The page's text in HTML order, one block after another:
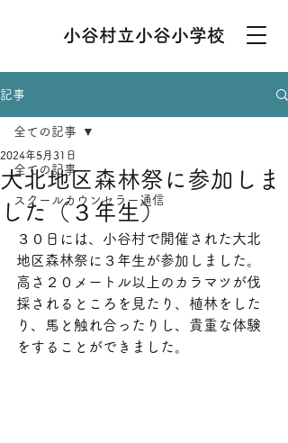
小谷村立小谷小学校
記事
全ての記事
スクールカウンセラー通信
全ての記事
大北地区森林祭に参加しま
した（３年生）
2024年5月31日
３０日には、小谷村で開催された大北
地区森林祭に３年生が参加しました。
高さ２０メートル以上のカラマツが伐
採されるところを見たり、植林をした
り、馬と触れ合ったりし、貴重な体験
をすることができました。